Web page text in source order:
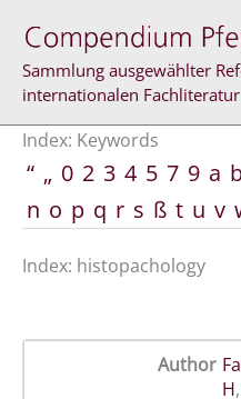
content
Sammlung ausgewählter
internationalen Fachliteratur
Index: Keywords
“ „ 0 2 3 4 5 7 9 a
n o p q r s ß t u v
Index: histopachology
Author
H,